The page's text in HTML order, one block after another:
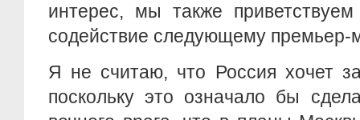
интерес, мы также
содействие следующему премьер-
Я не считаю, что Россия хочет
поскольку это означало бы